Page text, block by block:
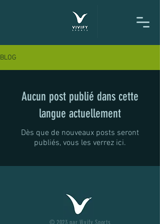
BLOG
Aucun post publié dans cette
langue actuellement
Dès que de nouveaux posts seront
publiés, vous les verrez ici.
© 2023 par Vivify Sports